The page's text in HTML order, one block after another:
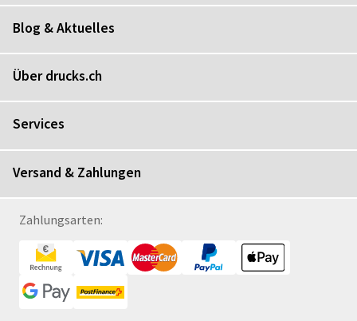
Blog & Aktuelles
Über drucks.ch
Services
Versand & Zahlungen
Zahlungsarten: